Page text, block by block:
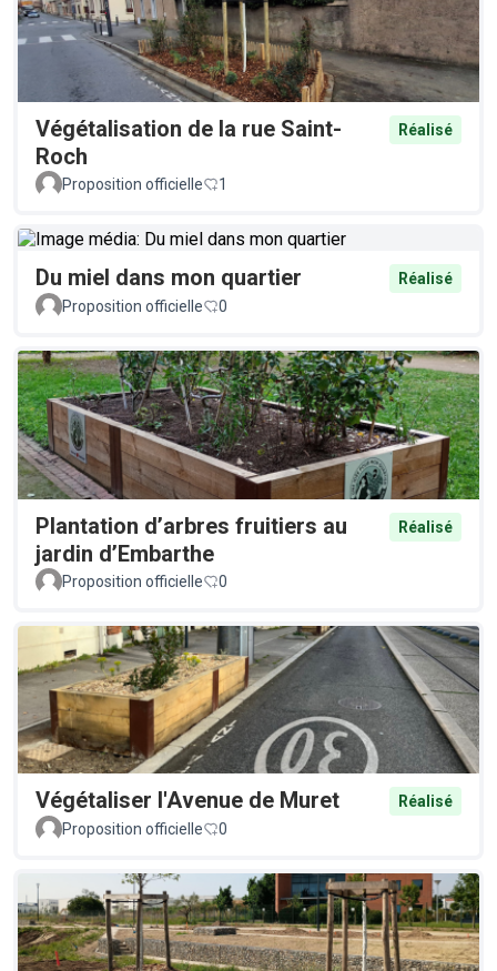
Végétalisation de la rue Saint-
Roch
Réalisé
Proposition officielle 1
Du miel dans mon quartier
Réalisé
Proposition officielle
0
Plantation d’arbres fruitiers au
jardin d’Embarthe
Réalisé
Proposition officielle 0
Végétaliser l'Avenue de Muret
Réalisé
Proposition officielle
0